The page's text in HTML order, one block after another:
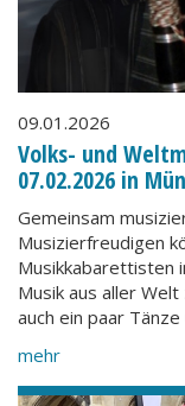
09.01.2026
Volks- und
07.02.2026 in
Gemeinsam
Musizierfreudigen
Musikkabarettisten
Musik aus aller
auch ein paar
mehr